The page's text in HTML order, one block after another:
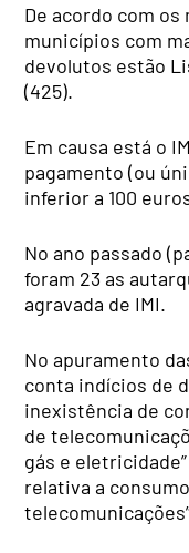
De acordo com
municípios com
devolutos estão
(425).
Em causa está o
pagamento (ou
inferior a 100
No ano passado
foram 23 as
agravada de IMI.
No apuramento
conta indícios de
inexistência de
de
gás e
relativa a